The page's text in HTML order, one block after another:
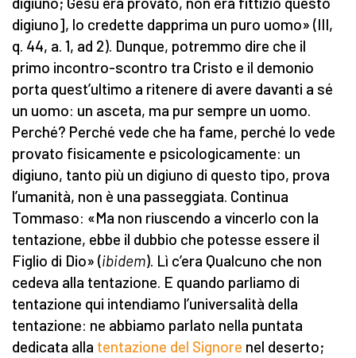
digiuno], lo credette dapprima un puro uomo» (III,
q. 44, a. 1, ad 2). Dunque, potremmo dire che il
primo incontro-scontro tra Cristo e il demonio
porta quest’ultimo a ritenere di avere davanti a sé
un uomo: un asceta, ma pur sempre un uomo.
Perché? Perché vede che ha fame, perché lo vede
provato fisicamente e psicologicamente: un
digiuno, tanto più un digiuno di questo tipo, prova
l’umanità, non è una passeggiata. Continua
Tommaso: «Ma non riuscendo a vincerlo con la
tentazione, ebbe il dubbio che potesse essere il
Figlio di Dio» (ibidem). Lì c’era Qualcuno che non
cedeva alla tentazione. E quando parliamo di
tentazione qui intendiamo l’universalità della
tentazione: ne abbiamo parlato nella puntata
dedicata alla tentazione del Signore nel deserto;